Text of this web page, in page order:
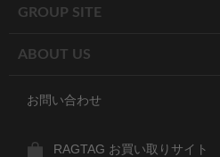
GROUP SITE
ABOUT US
お問い合わせ
RAGTAG お買い取りサイト